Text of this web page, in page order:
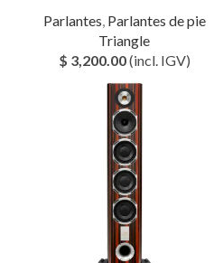
Parlantes, Parlantes de pie
Triangle
$ 3,200.00(incl. IGV)